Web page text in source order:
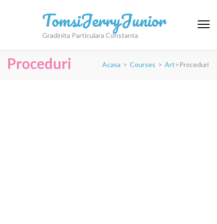
TomsiJerryJunior
Gradinita Particulara Constanta
Proceduri Acasa > Courses > Art>Proceduri